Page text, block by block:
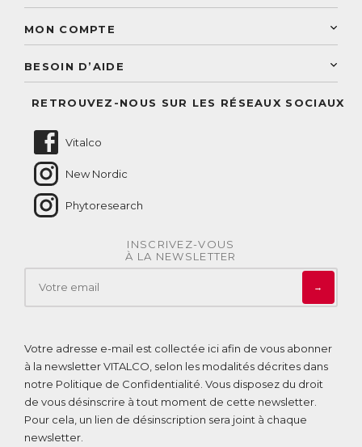
Découvrez le catalogue
Paiement sécurisé
Conseils personnalisés
Conseil personnalisé
MON COMPTE
BESOIN D’AIDE
RETROUVEZ-NOUS SUR LES RÉSEAUX SOCIAUX
Vitalco
New Nordic
Phytoresearch
INSCRIVEZ-VOUS
À LA NEWSLETTER
→
Votre adresse e-mail est collectée ici afin de vous abonner
à la newsletter VITALCO, selon les modalités décrites dans
notre Politique de Confidentialité . Vous disposez du droit
de vous désinscrire à tout moment de cette newsletter.
Pour cela, un lien de désinscription sera joint à chaque
newsletter.